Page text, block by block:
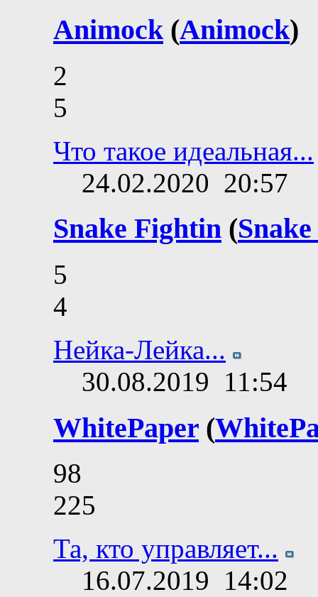
Animock (Animock)
2
5
Что такое идеальная...
24.02.2020 20:57
Snake Fightin (
5
4
Нейка-Лейка...
30.08.2019 11:54
WhitePaper (
98
225
Та, кто управляет...
16.07.2019 14:02